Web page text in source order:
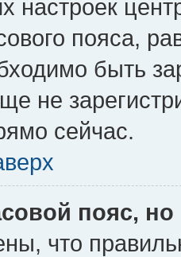
настроек
пояса,
быть
не
сейчас.
пояс,
что